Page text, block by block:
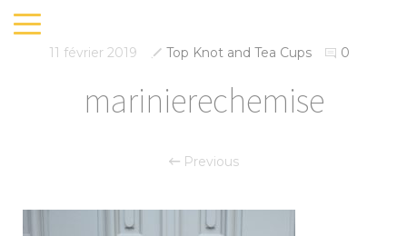
11 février 2019 Top Knot and Tea Cups 0
marinierechemise
Previous